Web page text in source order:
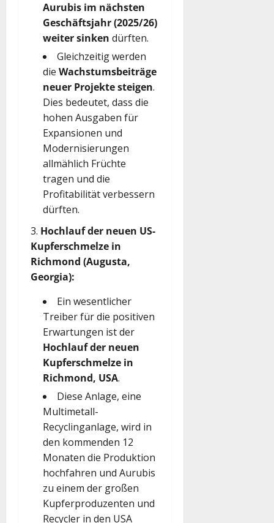
Aurubis im nächsten
Geschäftsjahr (2025/26)
weiter sinken dürften.
Gleichzeitig werden
die Wachstumsbeiträge
neuer Projekte steigen.
Dies bedeutet, dass die
hohen Ausgaben für
Expansionen und
Modernisierungen
allmählich Früchte
tragen und die
Profitabilität verbessern
dürften.
Hochlauf der neuen US-
Kupferschmelze in
Richmond (Augusta,
Georgia):
Ein wesentlicher
Treiber für die positiven
Erwartungen ist der
Hochlauf der neuen
Kupferschmelze in
Richmond, USA.
Diese Anlage, eine
Multimetall-
Recyclinganlage, wird in
den kommenden 12
Monaten die Produktion
hochfahren und Aurubis
zu einem der großen
Kupferproduzenten und
Recycler in den USA